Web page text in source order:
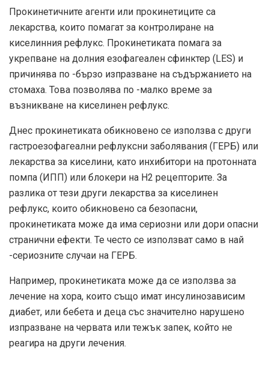
Прокинетичните агенти или прокинетиците са
лекарства, които помагат за контролиране на
киселинния рефлукс. Прокинетиката помага за
укрепване на долния езофагеален сфинктер (LES) и
причинява по -бързо изпразване на съдържанието на
стомаха. Това позволява по -малко време за
възникване на киселинен рефлукс.
Днес прокинетиката обикновено се използва с други
гастроезофагеални рефлуксни заболявания (ГЕРБ) или
лекарства за киселини, като инхибитори на протонната
помпа (ИПП) или блокери на Н2 рецепторите. За
разлика от тези други лекарства за киселинен
рефлукс, които обикновено са безопасни,
прокинетиката може да има сериозни или дори опасни
странични ефекти. Те често се използват само в най
-сериозните случаи на ГЕРБ.
Например, прокинетиката може да се използва за
лечение на хора, които също имат инсулинозависим
диабет, или бебета и деца със значително нарушено
изпразване на червата или тежък запек, който не
реагира на други лечения.